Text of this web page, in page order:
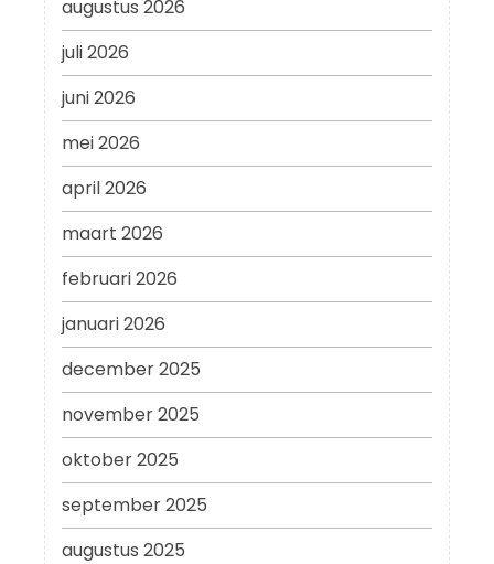
augustus 2026
juli 2026
juni 2026
mei 2026
april 2026
maart 2026
februari 2026
januari 2026
december 2025
november 2025
oktober 2025
september 2025
augustus 2025